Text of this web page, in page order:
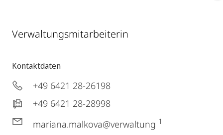
Verwaltungsmitarbeiterin
Kontaktdaten
+49 6421 28-26198
+49 6421 28-28998
mariana.malkova@verwaltung 1